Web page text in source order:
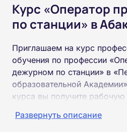
Курс «Оператор
по станции» в
Приглашаем на курс
обучения по профессии
дежурном по станции» в
образовательной
курса вы получите рабочую
соответствующего разряда.
Развернуть описание